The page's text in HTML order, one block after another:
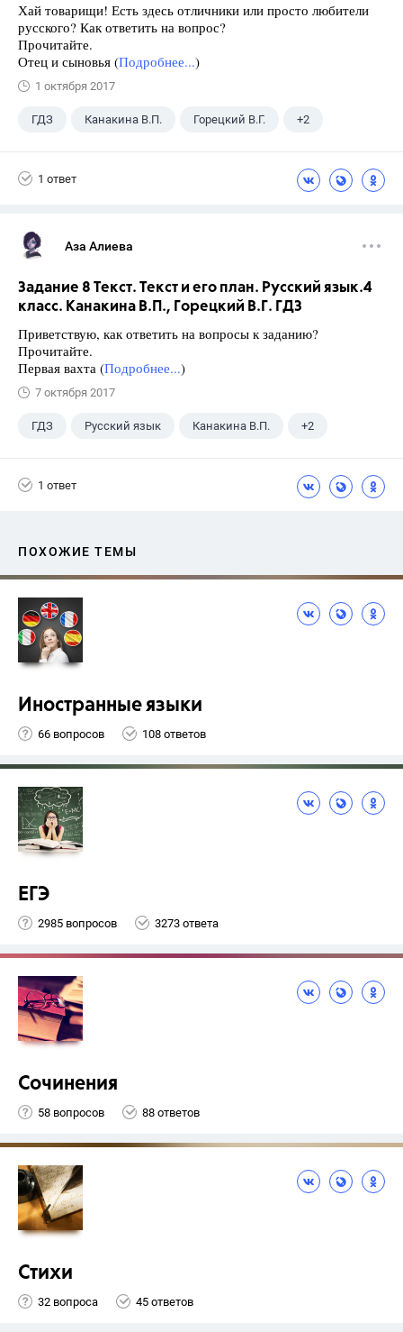
Хай товарищи! Есть здесь отличники или просто любители
русского? Как ответить на вопрос?
Прочитайте.
Отец и сыновья (Подробнее...)
1 октября 2017
ГДЗ Канакина В.П. Горецкий В.Г. +2
1 ответ
Аза Алиева
Задание 8 Текст. Текст и его план. Русский язык.4
класс. Канакина В.П., Горецкий В.Г. ГДЗ
Приветствую, как ответить на вопросы к заданию?
Прочитайте.
Первая вахта (Подробнее...)
7 октября 2017
ГДЗ Русский язык Канакина В.П. +2
1 ответ
ПОХОЖИЕ ТЕМЫ
Иностранные языки
66 вопросов 108 ответов
ЕГЭ
2985 вопросов 3273 ответа
Сочинения
58 вопросов 88 ответов
Стихи
32 вопроса 45 ответов